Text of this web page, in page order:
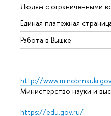
Людям с ограниченными
Единая платежная
Работа в Вышке
http://
Министерство науки и
https://edu.gov.ru/